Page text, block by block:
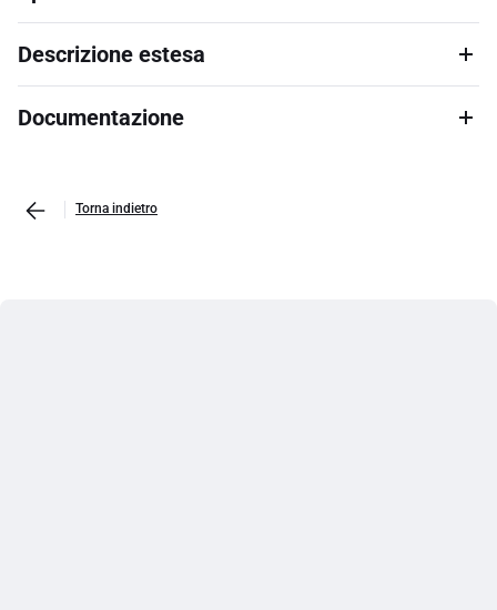
Descrizione estesa
Documentazione
Torna indietro